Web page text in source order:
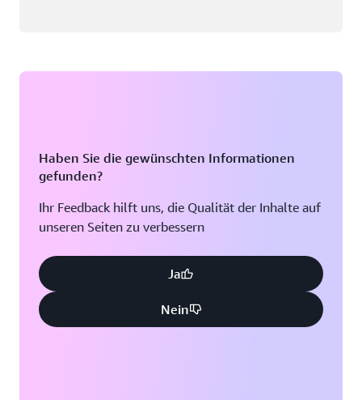
Haben Sie die gewünschten Informationen
gefunden?
Ihr Feedback hilft uns, die Qualität der Inhalte auf
unseren Seiten zu verbessern
Ja
Nein